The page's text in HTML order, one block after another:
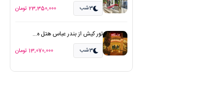
3شب 23,350,000 تومان
تور کیش از بندر عباس هتل ه...
3شب 13,070,000 تومان